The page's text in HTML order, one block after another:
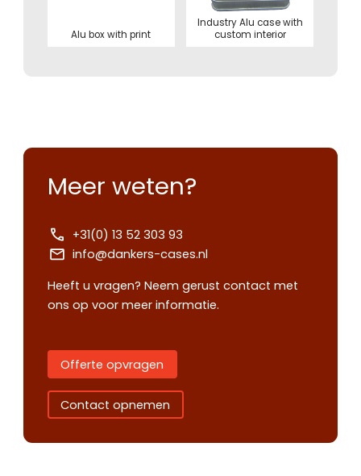
Alu box with print
Industry Alu case with
custom interior
Meer weten?
+31(0) 13 52 303 93
info@dankers-cases.nl
Heeft u vragen? Neem gerust contact met
ons op voor meer informatie.
Offerte opvragen
Contact opnemen